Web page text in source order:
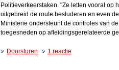
Politieverkeerstaken. "Ze letten vooral op
uitgebreid de route bestuderen en even
Ministerie ondersteunt de controles van
toegesneden op afleidingsgerelateerde
Doorsturen 1 reactie